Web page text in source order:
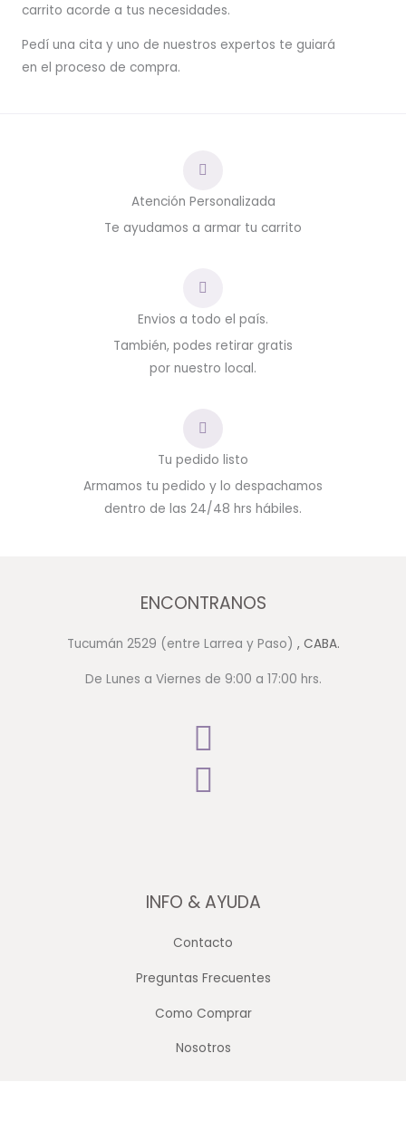
carrito acorde a tus necesidades.
Pedí una cita y uno de nuestros expertos te guiará
en el proceso de compra.
Atención Personalizada
Te ayudamos a armar tu carrito
Envios a todo el país.
También, podes retirar gratis
por nuestro local.
Tu pedido listo
Armamos tu pedido y lo despachamos
dentro de las 24/48 hrs hábiles.
ENCONTRANOS
Tucumán 2529 (entre Larrea y Paso) , CABA.
De Lunes a Viernes de 9:00 a 17:00 hrs.
INFO & AYUDA
Contacto
Preguntas Frecuentes
Como Comprar
Nosotros